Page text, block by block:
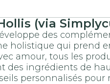
(via
des
holistique qui prend
amour, tous les
des ingrédients de
personnalisés